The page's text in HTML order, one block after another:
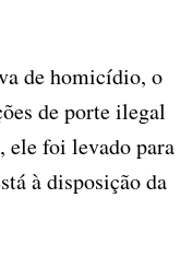
de homicídio, o
de porte ilegal
ele foi levado para
à disposição da